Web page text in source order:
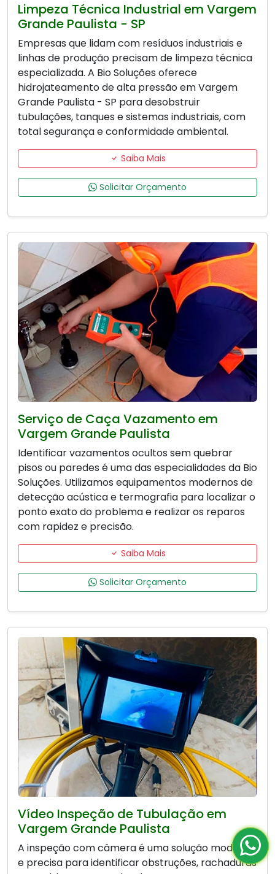
Limpeza Técnica Industrial em Vargem
Grande Paulista - SP
Empresas que lidam com resíduos industriais e
linhas de produção precisam de limpeza técnica
especializada. A Bio Soluções oferece
hidrojateamento de alta pressão em Vargem
Grande Paulista - SP para desobstruir
tubulações, tanques e sistemas industriais, com
total segurança e conformidade ambiental.
Saiba Mais
Solicitar Orçamento
Serviço de Caça Vazamento em
Vargem Grande Paulista
Identificar vazamentos ocultos sem quebrar
pisos ou paredes é uma das especialidades da Bio
Soluções. Utilizamos equipamentos modernos de
detecção acústica e termografia para localizar o
ponto exato do problema e realizar os reparos
com rapidez e precisão.
Saiba Mais
Solicitar Orçamento
Vídeo Inspeção de Tubulação em
Vargem Grande Paulista
A inspeção com câmera é uma solução moderna
e precisa para identificar obstruções, rachaduras